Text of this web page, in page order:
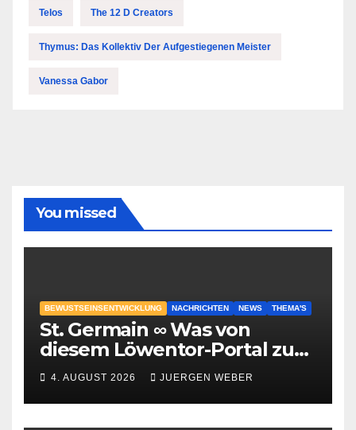
Telos The 12 D Creators
Thymus: Das Kollektiv Der Aufgestiegenen Meister
Vanessa Gabor
You missed
BEWUSTSEINSENTWICKLUNG NACHRICHTEN NEWS THEMA'S
St. Germain ∞ Was von
diesem Löwentor-Portal zu
erwarten ist
4. AUGUST 2026 JUERGEN WEBER